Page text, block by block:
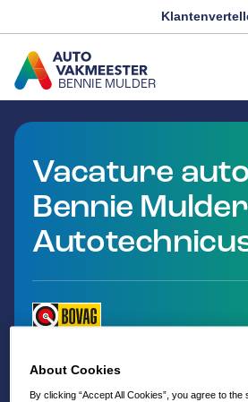
BENNIE MULDER
GA NAAR DE HOMEPAGINA
Vacature
Bennie
About Cookies
By clicking “Accept All Cookies”, you agree to